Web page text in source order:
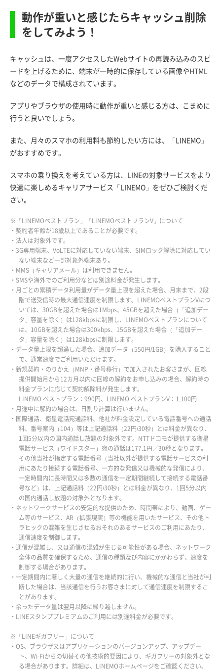
動作が重いと感じたらキャッシュ削除
をしてみよう！
キャッシュは、一度アクセスしたWebサイトの再読み込みのスピ
ードを上げるために、端末が一時的に保存している画像やHTML
などのデータで構成されています。
アプリやブラウザの使用時に動作が重いと感じる方は、こまめに
行うと良いでしょう。
また、月々のスマホの利用料も節約したい方には、「LINEMO」
がおすすめです。
スマホの乗り換えを考えている方は、LINEの対象サービスをより
快適に楽しめるキャリアサービス「LINEMO」をぜひご検討くだ
さい。
※「LINEMOベストプラン」「LINEMOベストプランV」について
・契約者年齢が18歳以上であることが必要です。
・法人は対象外です。
・3G専用端末、VoLTEに対応していない端末、SIMロック解除に対応してい
ない端末など一部対象外端末あり。
・MMS（キャリアメール）は利用できません。
・SMSや海外でのご利用分などは別途料金が発生します。
・月ごとの累積データ利用量がデータ量上限を超えた場合、月末まで、2段
階で送受信時の最大通信速度を制限します。LINEMOベストプランVにつ
いては、30GBを超えた場合は1Mbps、45GBを超えた場合（「追加デー
タ」容量を除く）は128kbpsに制限し、LINEMOベストプランについて
は、10GBを超えた場合は300kbps、15GBを超えた場合（「追加デー
タ」容量を除く）は128kbpsに制限します。
・データ量上限を超過した場合、追加データ（550円/1GB）を購入すること
で、通常速度でご利用いただけます。
・新規契約・のりかえ（MNP・番号移行）で加入されたお客さまが、回線
提供開始月から12カ月以内に回線の解約をお申し込みの場合、解約時の
料金プランに応じて契約解除料が発生します。
LINEMO ベストプラン：990円、LINEMO ベストプランV：1,100円
・月途中に解約の場合は、日割り計算は行いません。
・国際通話、衛星電話宛通話料、他社が料金設定している電話番号への通話
料、番号案内（104）等は上記通話料（22円/30秒）とは料金が異なり、
1回5分以内の国内通話し放題の対象外です。NTTドコモが提供する衛星
電話サービス（ワイドスター）宛の通話は177.1円／30秒となります。
その他当社が指定する電話番号（当社以外が提供する電話サービスの利
用にあたり接続する電話番号、一方的な発信又は機械的な発信により、
一定時間内に長時間又は多数の通信を一定期間継続して接続する電話番
号など）は、上記通話料（22円/30秒）とは料金が異なり、1回5分以内
の国内通話し放題の対象外となります。
・ネットワークサービスの安定的な提供のため、時間帯により、動画、ゲー
ム等のサービス、AR（拡張現実）等の機能を用いたサービス、その他ト
ラヒックの混雑を生じさせるおそれのあるサービスのご利用にあたり、
通信速度を制御します。
・通信が混雑し、又は通信の混雑が生じる可能性がある場合、ネットワーク
全体の品質を確保するため、通信の種類及び内容にかかわらず、速度を
制御する場合があります。
・一定期間内に著しく大量の通信を継続的に行い、機械的な通信と当社が判
断した場合は、当該通信を行うお客さまに対して通信速度を制限するこ
とがあります。
・余ったデータ量は翌月以降に繰り越しません。
・LINEスタンププレミアムのご利用には別途料金が必要です。
※「LINEギガフリー」について
・OS、ブラウザ又はアプリケーションのバージョンアップ、アップデー
ト、Wi-Fiからの切替その他技術的要因により、ギガフリーの対象外とな
る場合があります。詳細は、LINEMOホームページをご確認ください。